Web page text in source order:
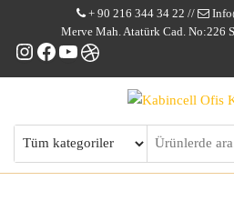
+ 90 216 344 34 22 //
Merve Mah. Atatürk Cad. No:226
Instagram
Facebook
YouTube
Dribbble
Kabincell Ofis